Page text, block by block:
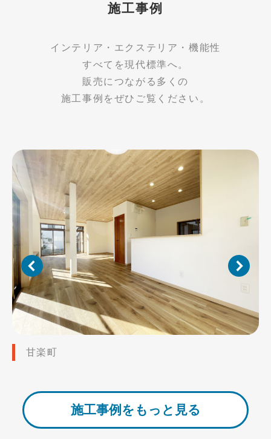
施工事例
インテリア・エクステリア・機能性
すべてを現代標準へ。
販売につながる多くの
施工事例をぜひご覧ください。
甘楽町
施工事例をもっと見る